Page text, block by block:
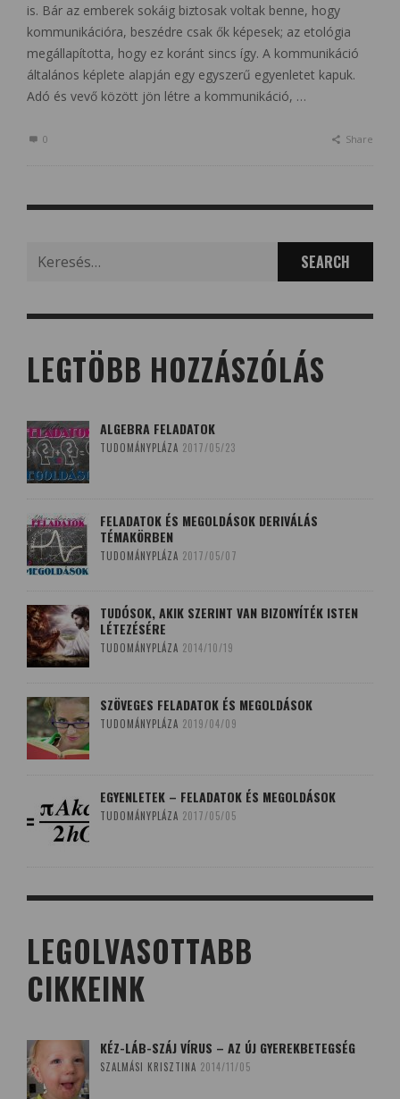
is. Bár az emberek sokáig biztosak voltak benne, hogy
kommunikációra, beszédre csak ők képesek; az etológia
megállapította, hogy ez koránt sincs így. A kommunikáció
általános képlete alapján egy egyszerű egyenletet kapuk.
Adó és vevő között jön létre a kommunikáció, …
0 Share
for:
LEGTÖBB HOZZÁSZÓLÁS
ALGEBRA FELADATOK
TUDOMÁNYPLÁZA 2017/05/23
FELADATOK ÉS MEGOLDÁSOK DERIVÁLÁS
TÉMAKÖRBEN
TUDOMÁNYPLÁZA 2017/05/07
TUDÓSOK, AKIK SZERINT VAN BIZONYÍTÉK ISTEN
LÉTEZÉSÉRE
TUDOMÁNYPLÁZA 2014/10/19
SZÖVEGES FELADATOK ÉS MEGOLDÁSOK
TUDOMÁNYPLÁZA 2019/04/09
EGYENLETEK – FELADATOK ÉS MEGOLDÁSOK
TUDOMÁNYPLÁZA 2017/05/05
LEGOLVASOTTABB
CIKKEINK
KÉZ-LÁB-SZÁJ VÍRUS – AZ ÚJ GYEREKBETEGSÉG
SZALMÁSI KRISZTINA 2014/11/05